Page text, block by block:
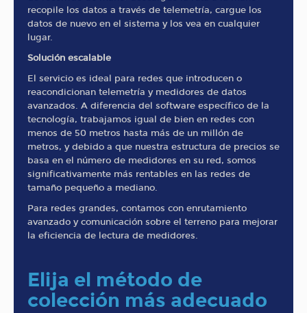
recopile los datos a través de telemetría, cargue los
datos de nuevo en el sistema y los vea en cualquier
lugar.
Solución escalable
El servicio es ideal para redes que introducen o
reacondicionan telemetría y medidores de datos
avanzados. A diferencia del software específico de la
tecnología, trabajamos igual de bien en redes con
menos de 50 metros hasta más de un millón de
metros, y debido a que nuestra estructura de precios se
basa en el número de medidores en su red, somos
significativamente más rentables en las redes de
tamaño pequeño a mediano.
Para redes grandes, contamos con enrutamiento
avanzado y comunicación sobre el terreno para mejorar
la eficiencia de lectura de medidores.
Elija el método de
colección más adecuado